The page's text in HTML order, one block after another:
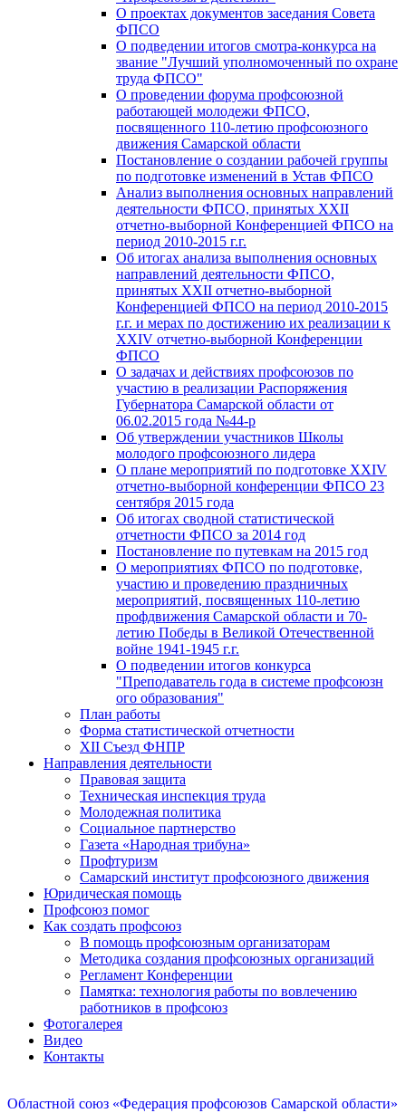
О проектах документов заседания Совета
ФПСО
О подведении итогов смотра-конкурса на
звание "Лучший уполномоченный по охране
труда ФПСО"
О проведении форума профсоюзной
работающей молодежи ФПСО,
посвященного 110-летию профсоюзного
движения Самарской области
Постановление о создании рабочей группы
по подготовке изменений в Устав ФПСО
Анализ выполнения основных направлений
деятельности ФПСО, принятых XXII
отчетно-выборной Конференцией ФПСО на
период 2010-2015 г.г.
Об итогах анализа выполнения основных
направлений деятельности ФПСО,
принятых XXII отчетно-выборной
Конференцией ФПСО на период 2010-2015
г.г. и мерах по достижению их реализации к
XXIV отчетно-выборной Конференции
ФПСО
О задачах и действиях профсоюзов по
участию в реализации Распоряжения
Губернатора Самарской области от
06.02.2015 года №44-р
Об утверждении участников Школы
молодого профсоюзного лидера
О плане мероприятий по подготовке XXIV
отчетно-выборной конференции ФПСО 23
сентября 2015 года
Об итогах сводной статистической
отчетности ФПСО за 2014 год
Постановление по путевкам на 2015 год
О мероприятиях ФПСО по подготовке,
участию и проведению праздничных
мероприятий, посвященных 110-летию
профдвижения Самарской области и 70-
летию Победы в Великой Отечественной
войне 1941-1945 г.г.
О подведении итогов конкурса
"Преподаватель года в системе профсоюзн
ого образования"
План работы
Форма статистической отчетности
XII Съезд ФНПР
Направления деятельности
Правовая защита
Техническая инспекция труда
Молодежная политика
Социальное партнерство
Газета «Народная трибуна»
Профтуризм
Самарский институт профсоюзного движения
Юридическая помощь
Профсоюз помог
Как создать профсоюз
В помощь профсоюзным организаторам
Методика создания профсоюзных организаций
Регламент Конференции
Памятка: технология работы по вовлечению
работников в профсоюз
Фотогалерея
Видео
Контакты
Областной союз «Федерация профсоюзов Самарской области»